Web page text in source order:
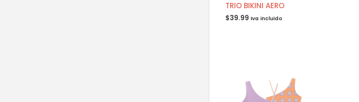
TRIO BIKINI AERO
$39.99 Iva incluido